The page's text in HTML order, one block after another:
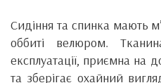
Сидіння та спинка мають
оббиті велюром.
експлуатації, приємна на
та зберігає охайний